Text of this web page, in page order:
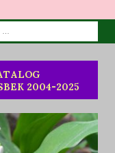
2004-2025